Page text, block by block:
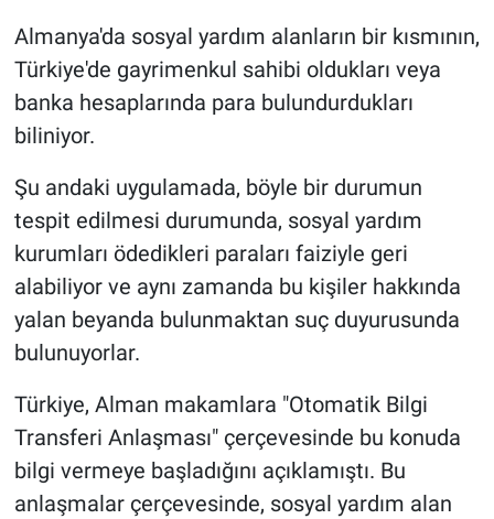
Almanya'da sosyal yardım alanların bir kısmının,
Türkiye'de gayrimenkul sahibi oldukları veya
banka hesaplarında para bulundurdukları
biliniyor.
Şu andaki uygulamada, böyle bir durumun
tespit edilmesi durumunda, sosyal yardım
kurumları ödedikleri paraları faiziyle geri
alabiliyor ve aynı zamanda bu kişiler hakkında
yalan beyanda bulunmaktan suç duyurusunda
bulunuyorlar.
Türkiye, Alman makamlara "Otomatik Bilgi
Transferi Anlaşması" çerçevesinde bu konuda
bilgi vermeye başladığını açıklamıştı. Bu
anlaşmalar çerçevesinde, sosyal yardım alan